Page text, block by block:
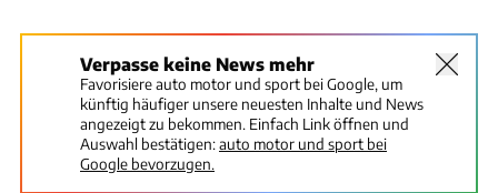
Verpasse keine News mehr
Favorisiere auto motor und sport bei Google, um
künftig häufiger unsere neuesten Inhalte und News
angezeigt zu bekommen. Einfach Link öffnen und
Auswahl bestätigen:auto motor und sport bei
Google bevorzugen.